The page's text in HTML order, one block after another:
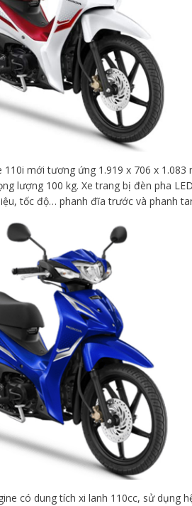
mới tương ứng 1.919 x 706 x 1.083
lượng 100 kg. Xe trang bị đèn pha
tốc độ… phanh đĩa trước và phanh
có dung tích xi lanh 110cc, sử dụng